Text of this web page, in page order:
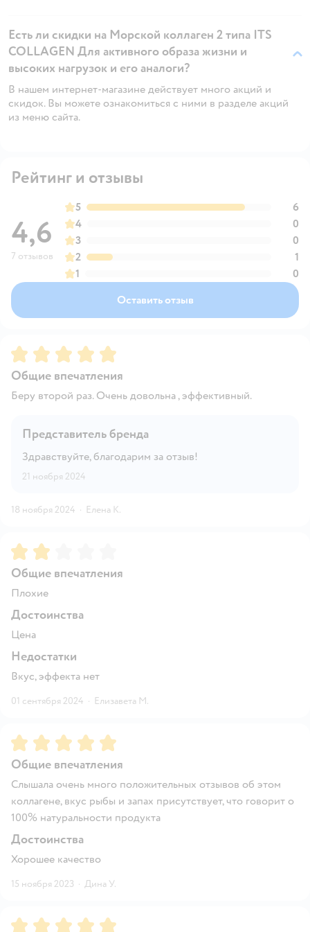
Есть ли скидки на Морской коллаген 2 типа ITS
COLLAGEN Для активного образа жизни и
высоких нагрузок и его аналоги?
В нашем интернет-магазине действует много акций и
скидок. Вы можете ознакомиться с ними в разделе акций
из меню сайта.
Рейтинг и отзывы
4,6
7 отзывов
5
6
4
0
3
0
2
1
1
0
Оставить отзыв
Рейтинг:5
Общие впечатления
Беру второй раз. Очень довольна , эффективный.
Представитель бренда
Здравствуйте, благодарим за отзыв!
21 ноября 2024
18 ноября 2024 · Елена К.
Рейтинг:
Общие впечатления
Плохие
Достоинства
Цена
Недостатки
Вкус, эффекта нет
01 сентября 2024 · Елизавета М.
Рейтинг:5
Общие впечатления
Слышала очень много положительных отзывов об этом
коллагене, вкус рыбы и запах присутствует, что говорит о
100% натуральности продукта
Достоинства
Хорошее качество
15 ноября 2023 · Дина У.
Рейтинг:5